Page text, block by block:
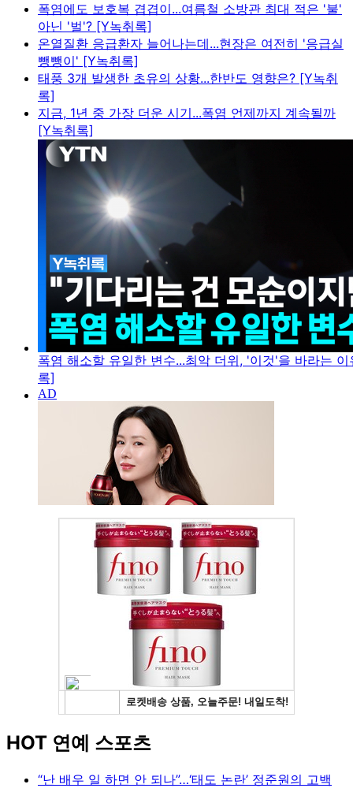
폭염에도 보호복 겹겹이...여름철 소방관 최대 적은 '불'
아닌 '벌'? [Y녹취록]
온열질환 응급환자 늘어나는데...현장은 여전히 '응급실
뺑뺑이' [Y녹취록]
태풍 3개 발생한 초유의 상황...한반도 영향은? [Y녹취
록]
지금, 1년 중 가장 더운 시기...폭염 언제까지 계속될까
[Y녹취록]
폭염 해소할 유일한 변수...최악 더위, '이것'을 바라는
록]
HOT 연예 스포츠
“난 배우 일 하면 안 되나”…‘태도 논란’ 정준원의 고백